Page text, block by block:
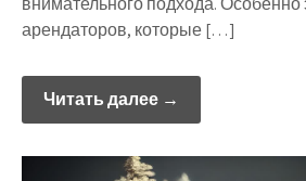
арендаторов, которые […]
Читать далее →